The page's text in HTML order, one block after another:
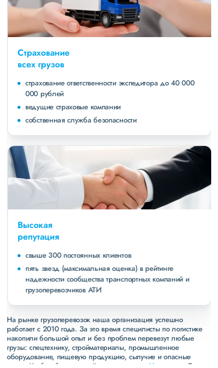
Страхование
всех грузов
страхование ответственности экспедитора до 40 000
000 рублей
ведущие страховые компании
собственная служба безопасности
Высокая
репутация
свыше 300 постоянных клиентов
пять звезд (максимальная оценка) в рейтинге
надежности сообщества транспортных компаний и
грузоперевозчиков АТИ
На рынке грузоперевозок наша организация успешно
работает с 2010 года. За это время специлисты по логистике
накопили большой опыт и без проблем перевезут любые
грузы: спецтехнику, стройматериалы, промышленное
оборудование, пищевую продукцию, сыпучие и опасные